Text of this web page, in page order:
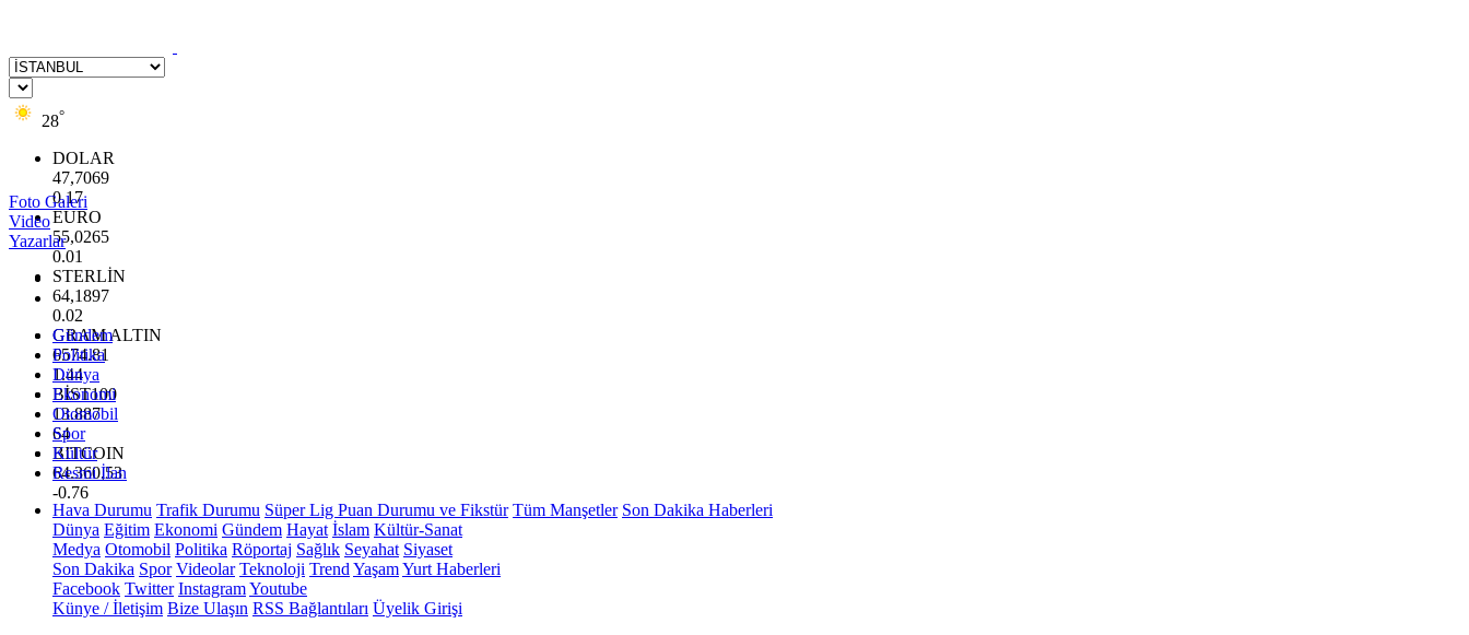
28°
DOLAR
47,7069
0.17
EURO
55,0265
0.01
STERLİN
64,1897
0.02
GRAM ALTIN
6574.81
1.44
BİST100
13.887
64
BITCOIN
64.360,53
-0.76
Foto Galeri
Video
Yazarlar
Gündem
Politika
Dünya
Ekonomi
Otomobil
Spor
Kültür
Resmi İlan
Hava Durumu Trafik Durumu Süper Lig Puan Durumu ve Fikstür Tüm Manşetler Son Dakika Haberleri
Dünya Eğitim Ekonomi Gündem Hayat İslam Kültür-Sanat
Medya Otomobil Politika Röportaj Sağlık Seyahat Siyaset
Son Dakika Spor Videolar Teknoloji Trend YaşamYurt Haberleri
Facebook Twitter InstagramYoutube
Künye / İletişim Bize Ulaşın RSS Bağlantıları Üyelik Girişi